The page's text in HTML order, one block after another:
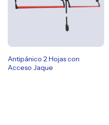
Antipánico 2 Hojas con
Acceso Jaque